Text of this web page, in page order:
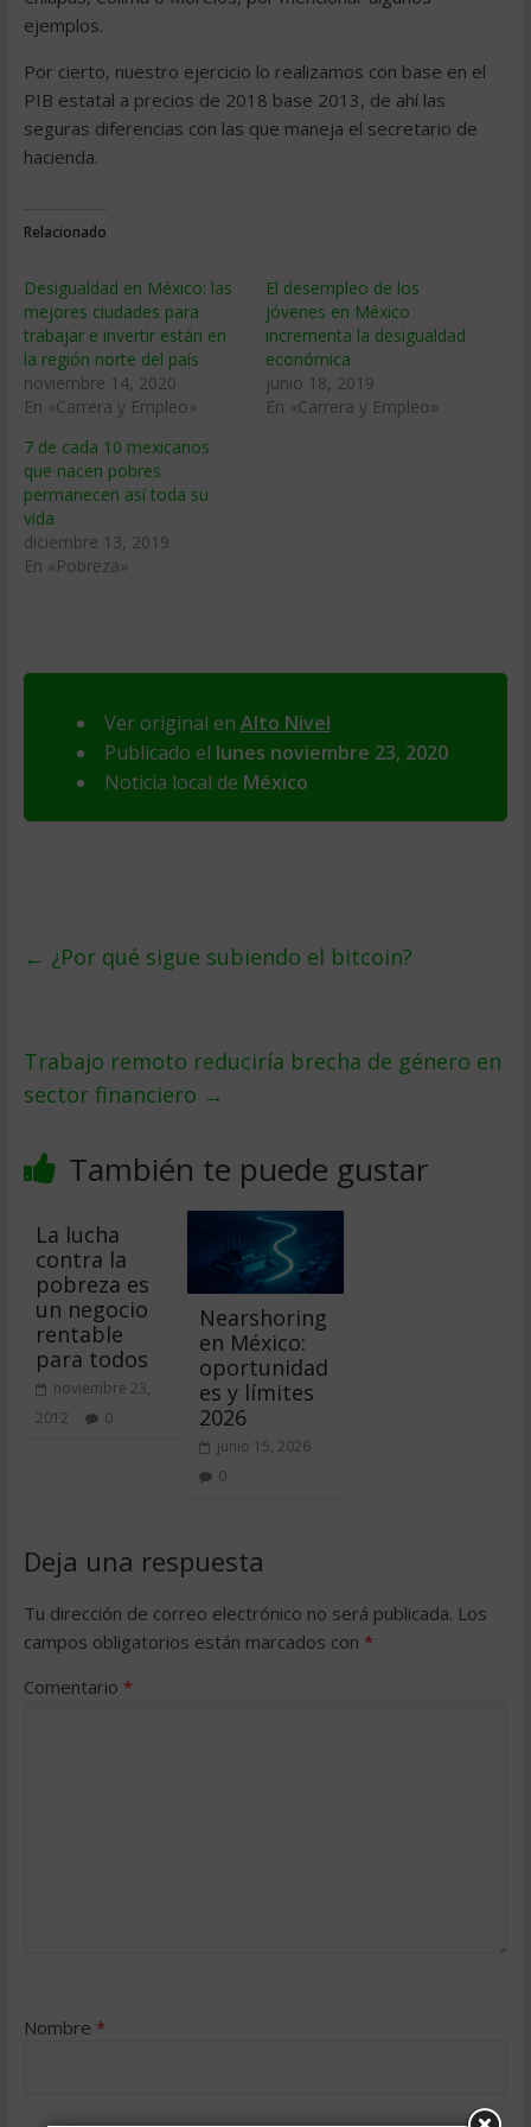
ejemplos.
Por cierto, nuestro ejercicio lo realizamos con base en el
PIB estatal a precios de 2018 base 2013, de ahí las
seguras diferencias con las que maneja el secretario de
hacienda.
Relacionado
Desigualdad en México: las
mejores ciudades para
trabajar e invertir están en
la región norte del país
noviembre 14, 2020
En «Carrera y Empleo»
El desempleo de los
jóvenes en México
incrementa la desigualdad
económica
junio 18, 2019
En «Carrera y Empleo»
7 de cada 10 mexicanos
que nacen pobres
permanecen así toda su
vida
diciembre 13, 2019
En «Pobreza»
Ver original en Alto Nivel
Publicado el lunes noviembre 23, 2020
Noticia local de México
← ¿Por qué sigue subiendo el bitcoin?
Trabajo remoto reduciría brecha de género en
sector financiero →
También te puede gustar
La lucha
contra la
pobreza es
un negocio
rentable
para todos
noviembre 23,
2012
0
Nearshoring
en México:
oportunidad
es y límites
2026
junio 15, 2026
0
Deja una respuesta
Tu dirección de correo electrónico no será publicada. Los
campos obligatorios están marcados con *
Comentario *
Nombre *